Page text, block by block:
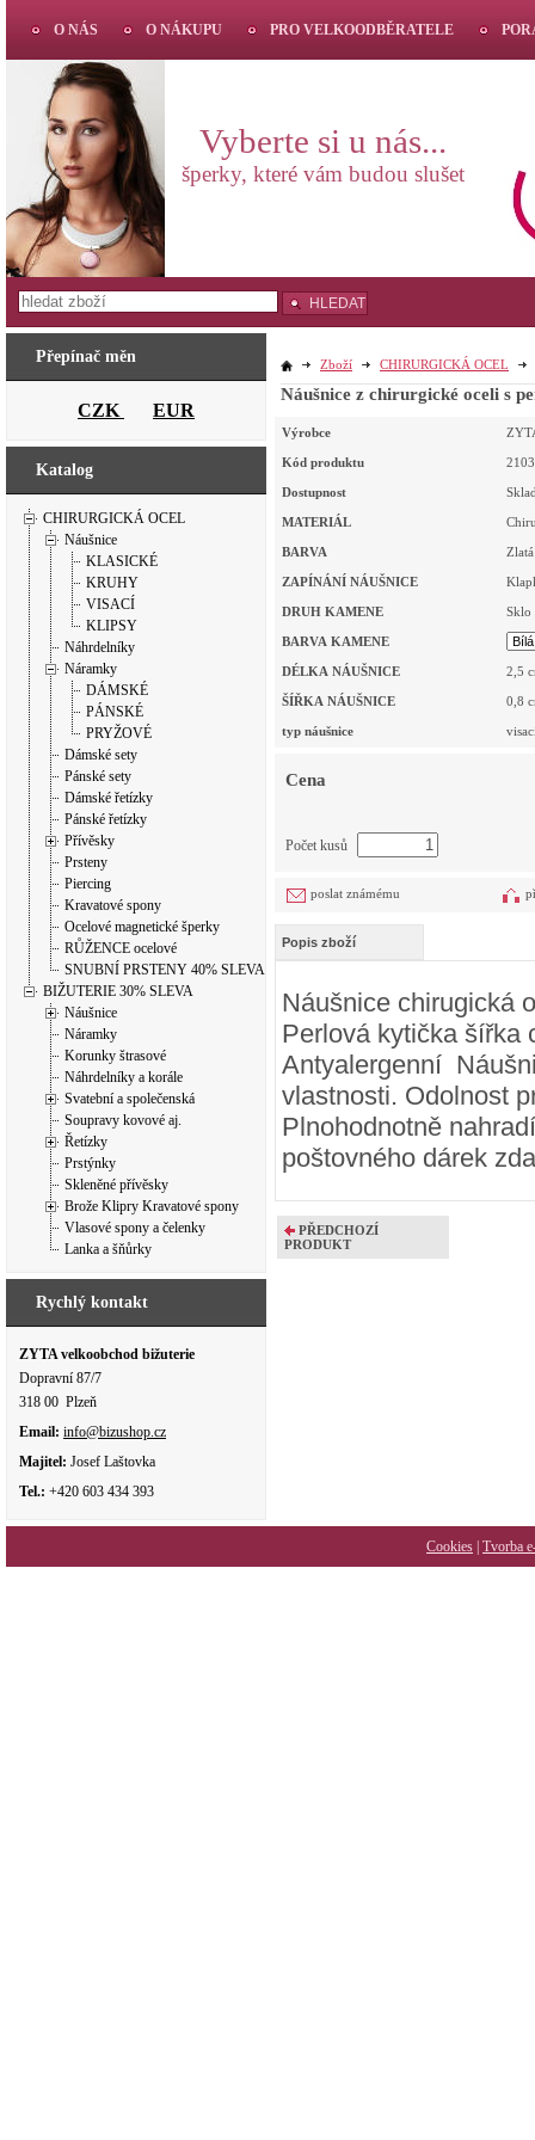
Přepínač měn
CZK EUR
Katalog
CHIRURGICKÁ OCEL
Náušnice
KLASICKÉ
KRUHY
VISACÍ
KLIPSY
Náhrdelníky
Náramky
DÁMSKÉ
PÁNSKÉ
PRYŽOVÉ
Dámské sety
Pánské sety
Dámské řetízky
Pánské řetízky
Přívěsky
Prsteny
Piercing
Kravatové spony
Ocelové magnetické šperky
RŮŽENCE ocelové
SNUBNÍ PRSTENY 40% SLEVA
BIŽUTERIE 30% SLEVA
Náušnice
Náramky
Korunky štrasové
Náhrdelníky a korále
Svatební a společenská
Soupravy kovové aj.
Řetízky
Prstýnky
Skleněné přívěsky
Brože Klipry Kravatové spony
Vlasové spony a čelenky
Lanka a šňůrky
Rychlý kontakt
ZYTA velkoobchod bižuterie
Dopravní 87/7
318 00 Plzeň
Email: info@bizushop.cz
Majitel: Josef Laštovka
Tel.: +420 603 434 393
Zboží CHIRURGICKÁ OCEL
Náušnice z chirurgické oceli s
Výrobce
Kód produktu
Dostupnost
MATERIÁL
BARVA Zlatá
ZAPÍNÁNÍ NÁUŠNICE
DRUH KAMENE Sklo
BARVA KAMENE
DÉLKA NÁUŠNICE 2,5
ŠÍŘKA NÁUŠNICE 0,8
typ náušnice
Cena
Počet kusů
poslat známému
Popis zboží
Náušnice chirugická
Perlová kytička šířka
Antyalergenní
vlastnosti. Odolnost
Plnohodnotně
poštovného dárek
PŘEDCHOZÍ
PRODUKT
O NÁS O NÁKUPU PRO VELKOODBĚRATELE
Vyberte si u nás...
šperky, které vám budou slušet
HLEDAT
Cookies Tvorba